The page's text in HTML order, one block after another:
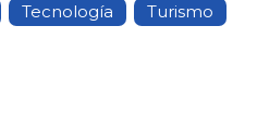
Tecnología Turismo